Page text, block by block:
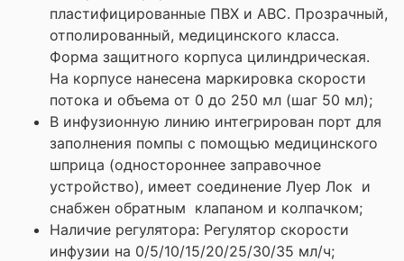
пластифицированные ПВХ и АВС. Прозрачный,
отполированный, медицинского класса.
Форма защитного корпуса цилиндрическая.
На корпусе нанесена маркировка скорости
потока и объема от 0 до 250 мл (шаг 50 мл);
В инфузионную линию интегрирован порт для
заполнения помпы с помощью медицинского
шприца (одностороннее заправочное
устройство), имеет соединение Луер Лок и
снабжен обратным клапаном и колпачком;
Наличие регулятора: Регулятор скорости
инфузии на 0/5/10/15/20/25/30/35 мл/ч;